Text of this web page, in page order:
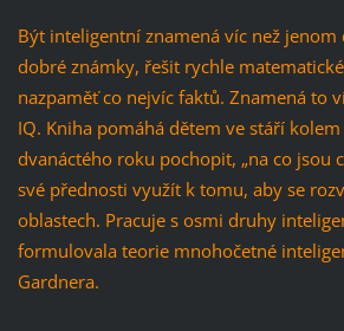
Být inteligentní znamená víc než jenom
dobré známky, řešit rychle
nazpaměť co nejvíc faktů. Znamená to
IQ. Kniha pomáhá dětem ve stáří
dvanáctého roku pochopit, „na co jsou
své přednosti využít k tomu, aby se
oblastech. Pracuje s osmi druhy
formulovala teorie mnohočetné
Gardnera.